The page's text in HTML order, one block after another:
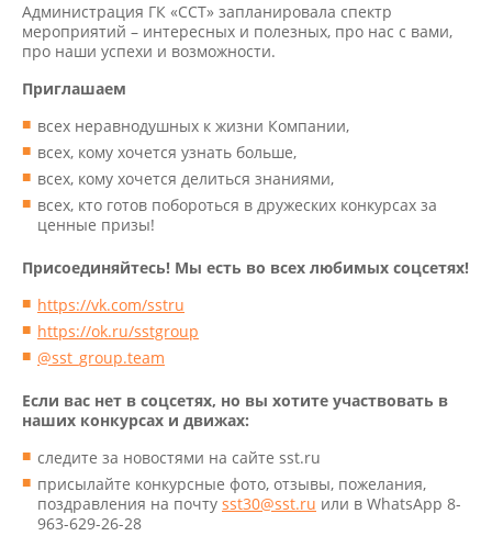
Администрация ГК «ССТ» запланировала спектр
мероприятий – интересных и полезных, про нас с вами,
про наши успехи и возможности.
Приглашаем
всех неравнодушных к жизни Компании,
всех, кому хочется узнать больше,
всех, кому хочется делиться знаниями,
всех, кто готов побороться в дружеских конкурсах за
ценные призы!
Присоединяйтесь! Мы есть во всех любимых соцсетях!
https://vk.com/sstru
https://ok.ru/sstgroup
@sst_group.team
Если вас нет в соцсетях, но вы хотите участвовать в
наших конкурсах и движах:
следите за новостями на сайте sst.ru
присылайте конкурсные фото, отзывы, пожелания,
поздравления на почту sst30@sst.ru или в WhatsApp 8-
963-629-26-28